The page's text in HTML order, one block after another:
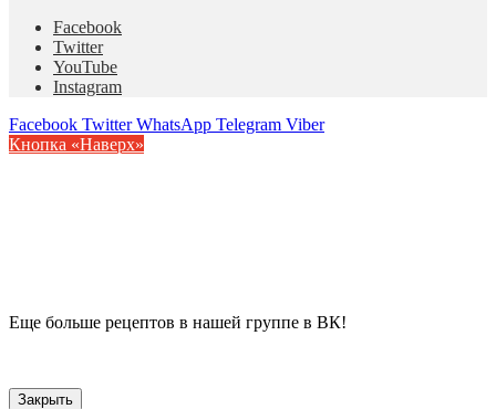
Facebook
Twitter
YouTube
Instagram
Facebook Twitter WhatsApp Telegram Viber
Кнопка «Наверх»
Еще больше рецептов в нашей группе в ВК!
Закрыть